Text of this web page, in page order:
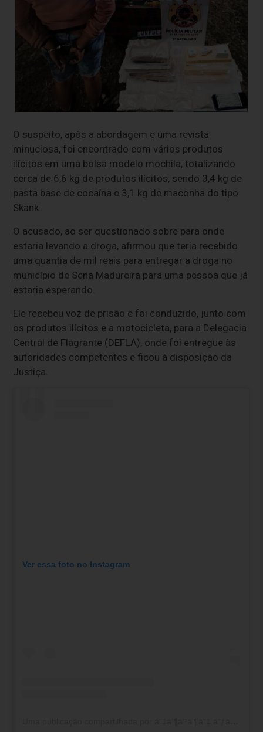
O suspeito, após a abordagem e uma revista
minuciosa, foi encontrado com vários produtos
ilícitos em uma bolsa modelo mochila, totalizando
cerca de 6,6 kg de produtos ilícitos, sendo 3,4 kg de
pasta base de cocaína e 3,1 kg de maconha do tipo
Skank.
O acusado, ao ser questionado sobre para onde
estaria levando a droga, afirmou que teria recebido
uma quantia de mil reais para entregar a droga no
município de Sena Madureira para uma pessoa que já
estaria esperando.
Ele recebeu voz de prisão e foi conduzido, junto com
os produtos ilícitos e a motocicleta, para a Delegacia
Central de Flagrante (DEFLA), onde foi entregue às
autoridades competentes e ficou à disposição da
Justiça.
Ver essa foto no Instagram